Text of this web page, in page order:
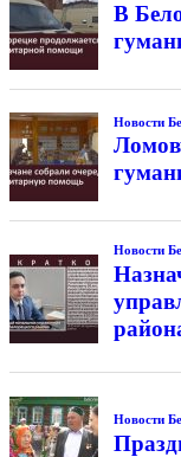
В
Новости
Новости
Новости